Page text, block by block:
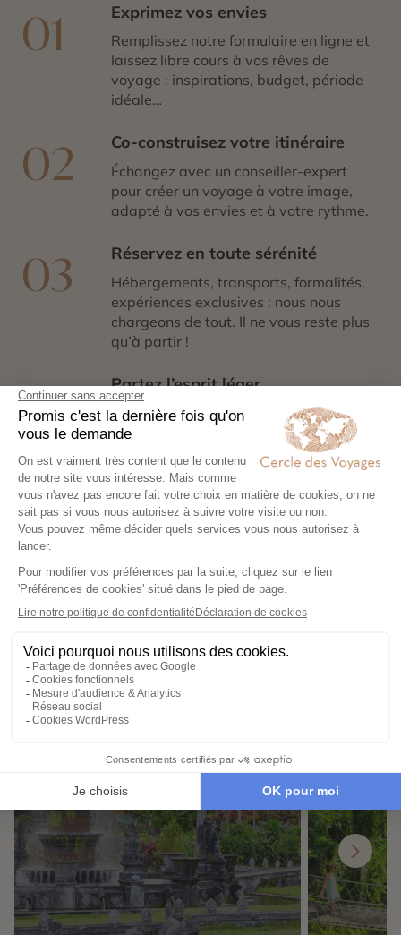
01 Exprimez vos envies
Remplissez notre formulaire en ligne et
laissez libre cours à vos rêves de
voyage : inspirations, budget, période
idéale…
02 Co-construisez votre itinéraire
Échangez avec un conseiller-expert
pour créer un voyage à votre image,
adapté à vos envies et à votre rythme.
03 Réservez en toute sérénité
Hébergements, transports, formalités,
expériences exclusives : nous nous
chargeons de tout. Il ne vous reste plus
qu’à partir !
04 Partez l’esprit léger
Votre carnet de voyage personnalisé
contient les informations essentielles.
Sur place, notre conciergerie reste
disponible 24/7
Rizières de Jatiluwih